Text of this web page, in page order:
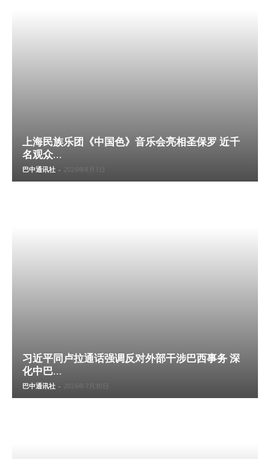
上海民族乐团《中国色》音乐会亮相圣保罗 近千
名观众...
巴中通讯社 - 2026年8月1日
习近平同卢拉通话强调反对外部干涉巴西事务 深
化中巴...
巴中通讯社 - 2026年7月30日